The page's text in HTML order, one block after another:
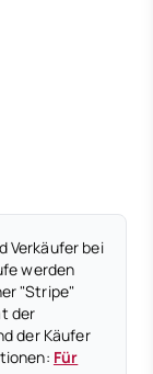
Verkäufer bei
werden
"Stripe"
der
der Käufer
Für